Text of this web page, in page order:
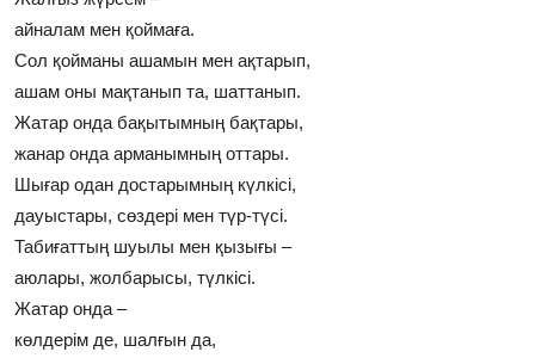
айналам мен қоймаға.
Сол қойманы ашамын мен ақтарып,
ашам оны мақтанып та, шаттанып.
Жатар онда бақытымның бақтары,
жанар онда арманымның оттары.
Шығар одан достарымның күлкiсi,
дауыстары, сөздерi мен түр-түсi.
Табиғаттың шуылы мен қызығы –
аюлары, жолбарысы, түлкiсi.
Жатар онда –
көлдерiм де, шалғын да,